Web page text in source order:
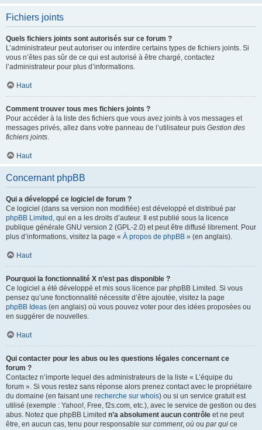
Fichiers joints
Quels fichiers joints sont autorisés sur ce forum ?
L’administrateur peut autoriser ou interdire certains types de fichiers joints. Si
vous n’êtes pas sûr de ce qui est autorisé à être chargé, contactez
l’administrateur pour plus d’informations.
Haut
Comment trouver tous mes fichiers joints ?
Pour accéder à la liste des fichiers que vous avez joints à vos messages et
messages privés, allez dans votre panneau de l’utilisateur puis Gestion des
fichiers joints.
Haut
Concernant phpBB
Qui a développé ce logiciel de forum ?
Ce logiciel (dans sa version non modifiée) est développé et distribué par
phpBB Limited , qui en a les droits d’auteur. Il est publié sous la licence
publique générale GNU version 2 (GPL-2.0) et peut être diffusé librement. Pour
plus d’informations, visitez la page « À propos de phpBB » (en anglais).
Haut
Pourquoi la fonctionnalité X n’est pas disponible ?
Ce logiciel a été développé et mis sous licence par phpBB Limited. Si vous
pensez qu’une fonctionnalité nécessite d’être ajoutée, visitez la page
phpBB Ideas (en anglais) où vous pouvez voter pour des idées proposées ou
en suggérer de nouvelles.
Haut
Qui contacter pour les abus ou les questions légales concernant ce
forum ?
Contactez n’importe lequel des administrateurs de la liste « L’équipe du
forum ». Si vous restez sans réponse alors prenez contact avec le propriétaire
du domaine (en faisant une recherche sur whois) ou si un service gratuit est
utilisé (exemple : Yahoo!, Free, f2s.com, etc.), avec le service de gestion ou des
abus. Notez que phpBB Limited n’a absolument aucun contrôle et ne peut
être, en aucun cas, tenu pour responsable sur comment, où ou par qui ce